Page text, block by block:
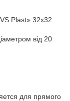
Plast» 32х32
від 20
для прямого